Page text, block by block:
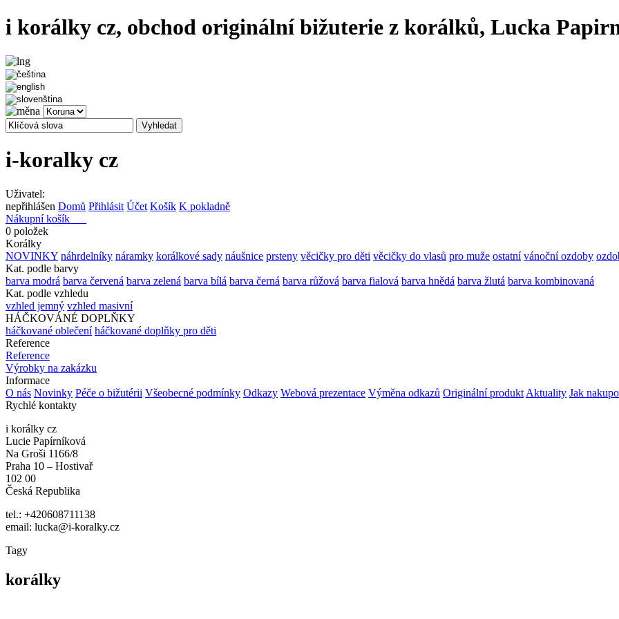
i korálky cz, obchod originální bižuterie z korálků, Lucka
i-koralky cz
Uživatel:
nepřihlášen Domů Přihlásit Účet Košík K pokladně
Nákupní košík
0 položek
Korálky
NOVINKY náhrdelníky náramky korálkové sady náušnice prsteny věcičky pro děti věcičky do vlasů pro muže ostatní vánoční ozdoby
Kat. podle barvy
barva modrá barva červená barva zelená barva bílá barva černá barva růžová barva fialová barva hnědá barva žlutá barva kombinovaná
Kat. podle vzhledu
vzhled jemný vzhled masivní
HÁČKOVÁNÉ DOPLŇKY
háčkované oblečení háčkované doplňky pro děti
Reference
Reference
Výrobky na zakázku
Informace
O nás Novinky Péče o bižutérii Všeobecné podmínky Odkazy Webová prezentace Výměna odkazů Originální produkt Aktuality Jak
Rychlé kontakty
i korálky cz
Lucie Papírníková
Na Groši 1166/8
Praha 10 – Hostivař
102 00
Česká Republika
tel.: +420608711138
email: lucka@i-koralky.cz
Tagy
korálky